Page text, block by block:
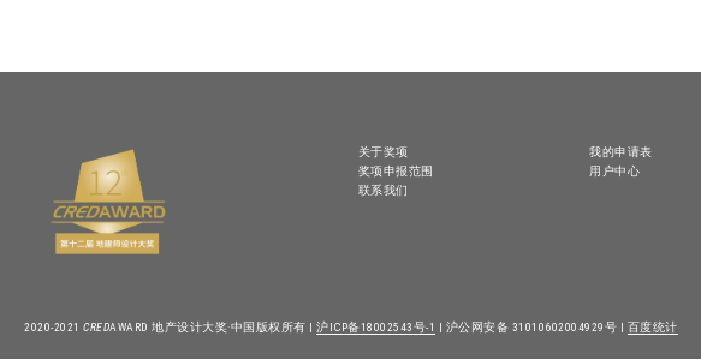
关于奖项
奖项申报范围
联系我们
我的申请表
用户中心
2020-2021 CREDAWARD 地产设计大奖·中国版权所有 | 沪ICP备18002543号-1 | 沪公网安备 31010602004929号 | 百度统计